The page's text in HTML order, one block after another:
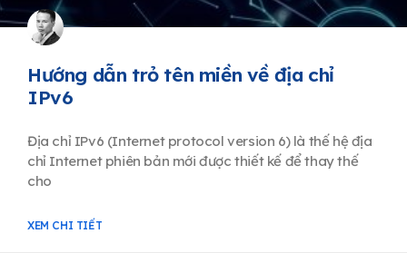
Hướng dẫn trỏ tên miền về địa chỉ
IPv6
Địa chỉ IPv6 (Internet protocol version 6) là thế hệ địa
chỉ Internet phiên bản mới được thiết kế để thay thế
cho
XEM CHI TIẾT